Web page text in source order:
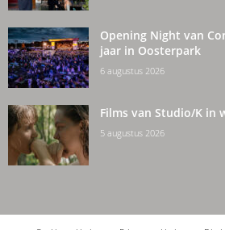
Opening Night van
jaar in Oosterpark
6 augustus 2026
Films van Studio/K in
5 augustus 2026